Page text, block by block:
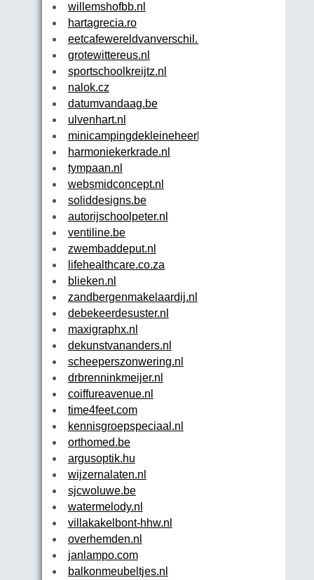
willemshofbb.nl
hartagrecia.ro
eetcafewereldvanverschil.nl
grotewittereus.nl
sportschoolkreijtz.nl
nalok.cz
datumvandaag.be
ulvenhart.nl
minicampingdekleineheerlijkheid.nl
harmoniekerkrade.nl
tympaan.nl
websmidconcept.nl
soliddesigns.be
autorijschoolpeter.nl
ventiline.be
zwembaddeput.nl
lifehealthcare.co.za
blieken.nl
zandbergenmakelaardij.nl
debekeerdesuster.nl
maxigraphx.nl
dekunstvananders.nl
scheeperszonwering.nl
drbrenninkmeijer.nl
coiffureavenue.nl
time4feet.com
kennisgroepspeciaal.nl
orthomed.be
argusoptik.hu
wijzernalaten.nl
sjcwoluwe.be
watermelody.nl
villakakelbont-hhw.nl
overhemden.nl
janlampo.com
balkonmeubeltjes.nl